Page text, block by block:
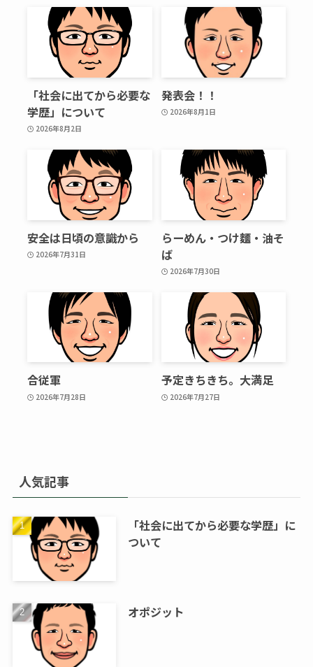
「社会に出てから必要な
学歴」について
2026年8月2日
発表会！！
2026年8月1日
安全は日頃の意識から
2026年7月31日
らーめん・つけ麵・油そ
ば
2026年7月30日
合従軍
2026年7月28日
予定きちきち。大満足
2026年7月27日
人気記事
「社会に出てから必要な学歴」に
ついて
オポジット